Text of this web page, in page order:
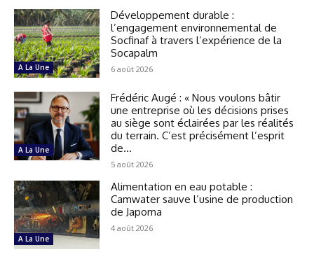
A La Une
Développement durable :
l’engagement environnemental de
Socfinaf à travers l’expérience de la
Socapalm
6 août 2026
A La Une
Frédéric Augé : « Nous voulons bâtir
une entreprise où les décisions prises
au siège sont éclairées par les réalités
du terrain. C’est précisément l’esprit
de...
5 août 2026
A La Une
Alimentation en eau potable :
Camwater sauve l’usine de production
de Japoma
4 août 2026